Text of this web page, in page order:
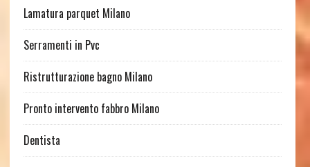
Lamatura parquet Milano
Serramenti in Pvc
Ristrutturazione bagno Milano
Pronto intervento fabbro Milano
Dentista